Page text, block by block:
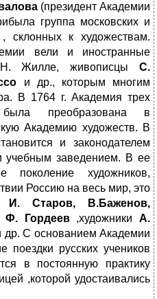
(президент Академии
группа московских и
склонных к художествам.
вели и иностранные
Н. Жилле, живописцы С.
и др., которым многим
В 1764 г. Академия трех
преобразована в
Академию художеств. В
и законодателем
учебным заведением. В ее
поколение художников,
Россию на весь мир, это
И. Старов,
В.Баженов,
Гордеев,художникиА.
др. С основанием Академии
поездки русских учеников
в постоянную практику
,которой удостаивались